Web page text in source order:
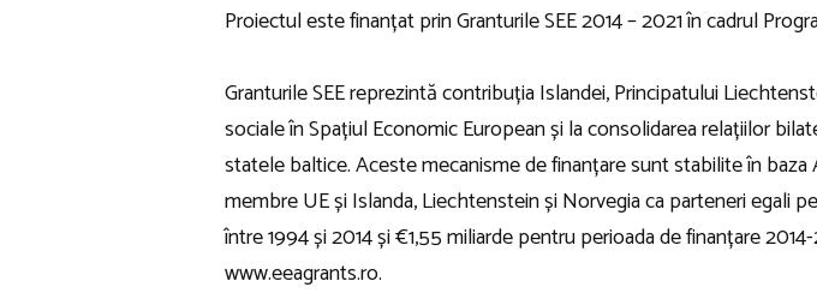
Proiectul este finanțat prin Granturile SEE 2014 – 2021 în cadrul
Granturile SEE reprezintă contribuția Islandei, Principatului
sociale în Spațiul Economic European și la consolidarea relațiilor
statele baltice. Aceste mecanisme de finanțare sunt stabilite în
membre UE și Islanda, Liechtenstein și Norvegia ca parteneri egali
între 1994 și 2014 și €1,55 miliarde pentru perioada de finanțare
www.eeagrants.ro.